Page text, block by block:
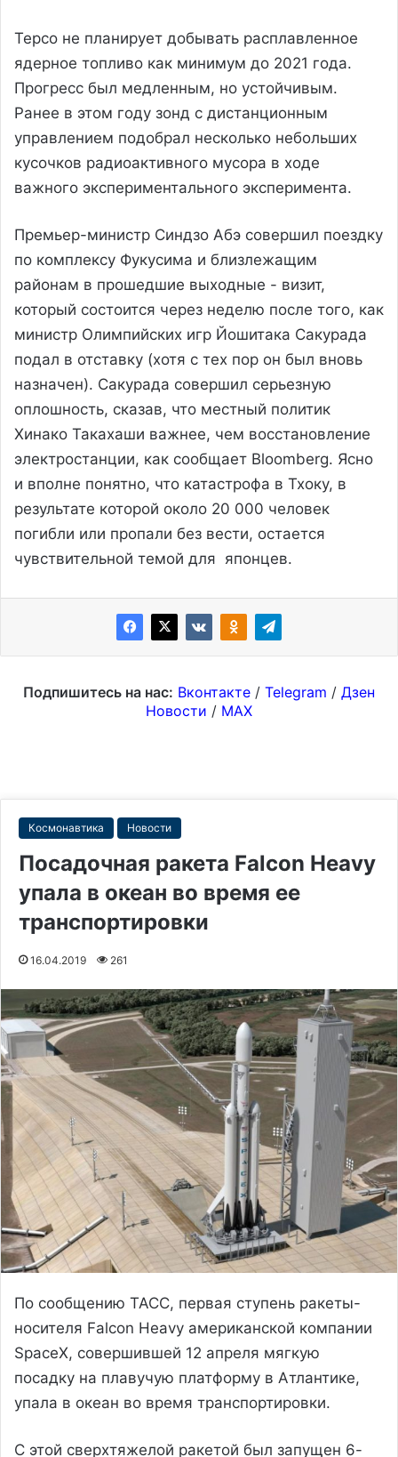
Tepco не планирует добывать расплавленное
ядерное топливо как минимум до 2021 года.
Прогресс был медленным, но устойчивым.
Ранее в этом году зонд с дистанционным
управлением подобрал несколько небольших
кусочков радиоактивного мусора в ходе
важного экспериментального эксперимента.
Премьер-министр Синдзо Абэ совершил поездку
по комплексу Фукусима и близлежащим
районам в прошедшие выходные - визит,
который состоится через неделю после того, как
министр Олимпийских игр Йошитака Сакурада
подал в отставку (хотя с тех пор он был вновь
назначен). Сакурада совершил серьезную
оплошность, сказав, что местный политик
Хинако Такахаши важнее, чем восстановление
электростанции, как сообщает Bloomberg. Ясно
и вполне понятно, что катастрофа в Тхоку, в
результате которой около 20 000 человек
погибли или пропали без вести, остается
чувствительной темой для японцев.
Подпишитесь на нас: Вконтакте / Telegram / Дзен
Новости / MAX